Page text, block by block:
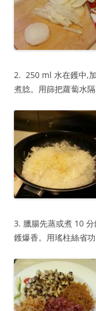
2. 250 ml 水在鑊中,
煮腍。用篩把蘿蔔水
3. 臘腸先蒸或煮 10
鑊爆香。用瑤柱絲省功